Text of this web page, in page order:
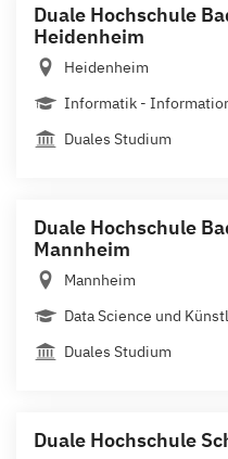
Duale Hochschule
Heidenheim
Heidenheim
Informatik -
Duales Studium
Duale Hochschule
Mannheim
Mannheim
Data Science und
Duales Studium
Duale Hochschule